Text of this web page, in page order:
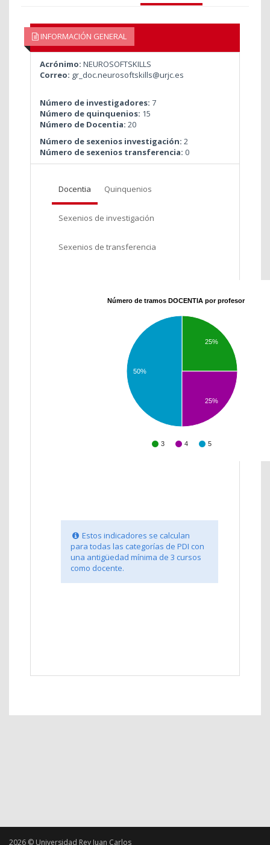
INFORMACIÓN GENERAL
Acrónimo: NEUROSOFTSKILLS
Correo: gr_doc.neurosoftskills@urjc.es
Número de investigadores: 7
Número de quinquenios: 15
Número de Docentia: 20
Número de sexenios investigación: 2
Número de sexenios transferencia: 0
Docentia Quinquenios
Sexenios de investigación
Sexenios de transferencia
Número de tramos DOCENTIA por profesor
3 4 5
25%
50%
25%
Estos indicadores se calculan
para todas las categorías de PDI con
una antigüedad mínima de 3 cursos
como docente.
2026 © Universidad Rey Juan Carlos